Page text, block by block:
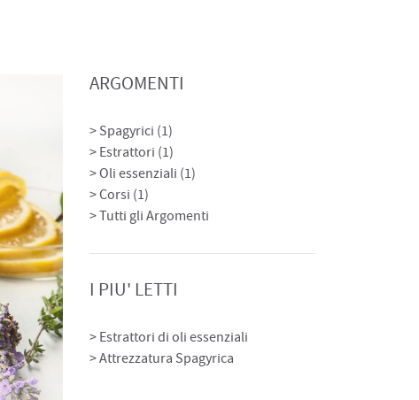
ARGOMENTI
Spagyrici (1)
Estrattori (1)
Oli essenziali (1)
Corsi (1)
Tutti gli Argomenti
I PIU' LETTI
Estrattori di oli essenziali
Attrezzatura Spagyrica